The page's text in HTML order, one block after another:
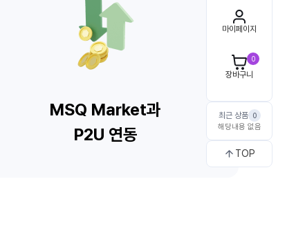
마이페이지
0
장바구니
최근 상품 0
해당내용 없음
TOP